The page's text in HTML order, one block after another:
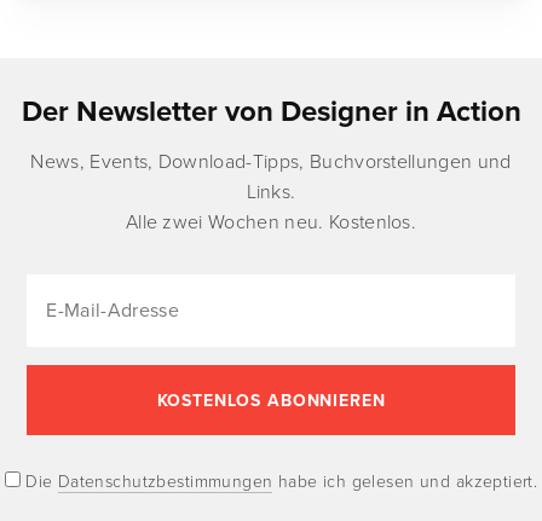
Der Newsletter von Designer in Action
News, Events, Download-Tipps, Buchvorstellungen und
Links.
Alle zwei Wochen neu. Kostenlos.
Die Datenschutzbestimmungen habe ich gelesen und akzeptiert.